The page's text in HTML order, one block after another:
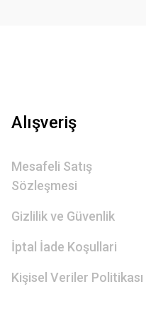
Alışveriş
Mesafeli Satış
Sözleşmesi
Gizlilik ve Güvenlik
İptal İade Koşullari
Kişisel Veriler Politikası